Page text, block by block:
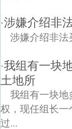
·涉嫌介绍非
涉嫌介绍非法
·我组有一块
土地所
我组有一块地
权，现任组长一
过...